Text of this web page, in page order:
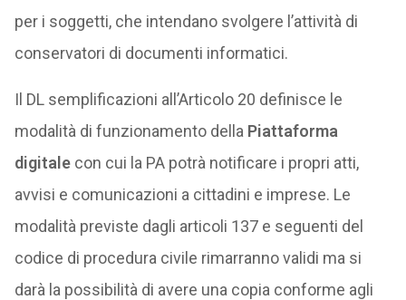
per i soggetti, che intendano svolgere l’attività di
conservatori di documenti informatici.
Il DL semplificazioni all’Articolo 20 definisce le
modalità di funzionamento della Piattaforma
digitalecon cui la PA potrà notificare i propri atti,
avvisi e comunicazioni a cittadini e imprese. Le
modalità previste dagli articoli 137 e seguenti del
codice di procedura civile rimarranno validi ma si
darà la possibilità di avere una copia conforme agli